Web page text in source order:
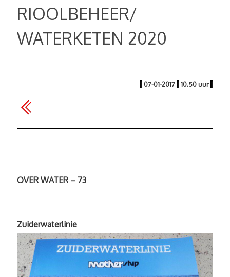
RIOOLBEHEER/
WATERKETEN 2020
| 07-01-2017 | 10.50 uur |
OVER WATER – 73
Zuiderwaterlinie